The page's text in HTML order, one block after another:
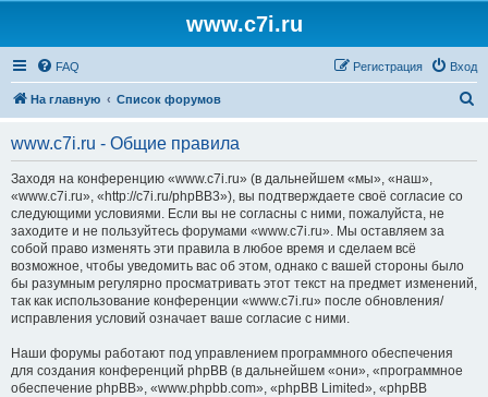
www.c7i.ru
FAQ Вход
Регистрация
На главную Список форумов
www.c7i.ru - Общие правила
Заходя на конференцию «www.c7i.ru» (в дальнейшем «мы», «наш»,
«www.c7i.ru», «http://c7i.ru/phpBB3»), вы подтверждаете своё согласие со
следующими условиями. Если вы не согласны с ними, пожалуйста, не
заходите и не пользуйтесь форумами «www.c7i.ru». Мы оставляем за
собой право изменять эти правила в любое время и сделаем всё
возможное, чтобы уведомить вас об этом, однако с вашей стороны было
бы разумным регулярно просматривать этот текст на предмет изменений,
так как использование конференции «www.c7i.ru» после обновления/
исправления условий означает ваше согласие с ними.
Наши форумы работают под управлением программного обеспечения
для создания конференций phpBB (в дальнейшем «они», «программное
обеспечение phpBB», «www.phpbb.com», «phpBB Limited», «phpBB